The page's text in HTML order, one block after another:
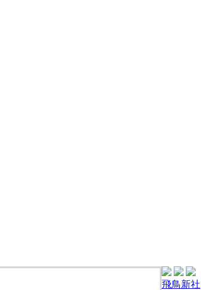
飛鳥新社